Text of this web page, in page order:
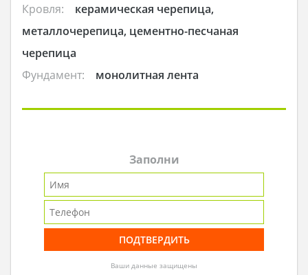
Кровля:
керамическая черепица,
металлочерепица, цементно-песчаная
черепица
Фундамент:
монолитная лента
Заполни
Ваши данные защищены